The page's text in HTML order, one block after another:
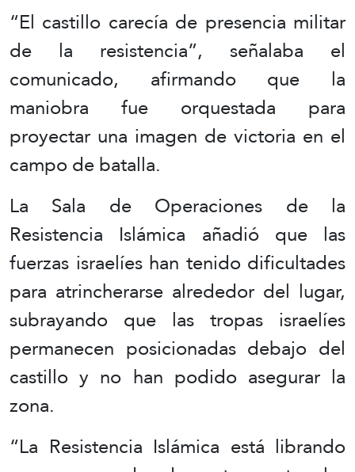
“El castillo carecía de presencia militar
de la resistencia”, señalaba el
comunicado, afirmando que la
maniobra fue orquestada para
proyectar una imagen de victoria en el
campo de batalla.
La Sala de Operaciones de la
Resistencia Islámica añadió que las
fuerzas israelíes han tenido dificultades
para atrincherarse alrededor del lugar,
subrayando que las tropas israelíes
permanecen posicionadas debajo del
castillo y no han podido asegurar la
zona.
“La Resistencia Islámica está librando